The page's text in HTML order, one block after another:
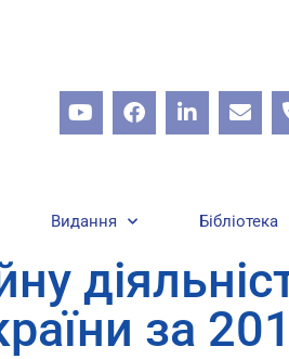
Видання Бібліотека
за